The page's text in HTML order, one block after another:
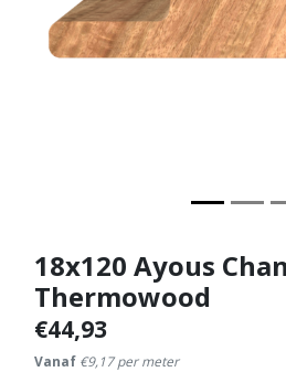
Vorige
18x120 Ayous
Thermowood
€44,93
Vanaf €9,17 per meter